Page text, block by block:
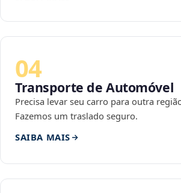
04
Transporte de Automóvel
Precisa levar seu carro para outra
Fazemos um traslado seguro.
SAIBA MAIS